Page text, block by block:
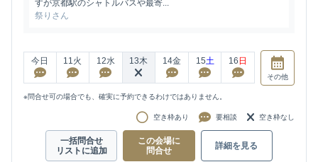
すが京都駅のシャトルバスや最寄...
祭りさん
今日 11火 12水 13木 14金 15土 16 日
その他
※問合せ可の場合でも、確実に予約できるわけではありません。
空き枠あり 要相談 空き枠なし
一括問合せ
リストに追加
この会場に
問合せ
詳細を見る